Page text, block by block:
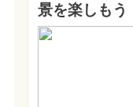
景を楽しもう